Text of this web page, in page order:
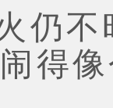
时
得